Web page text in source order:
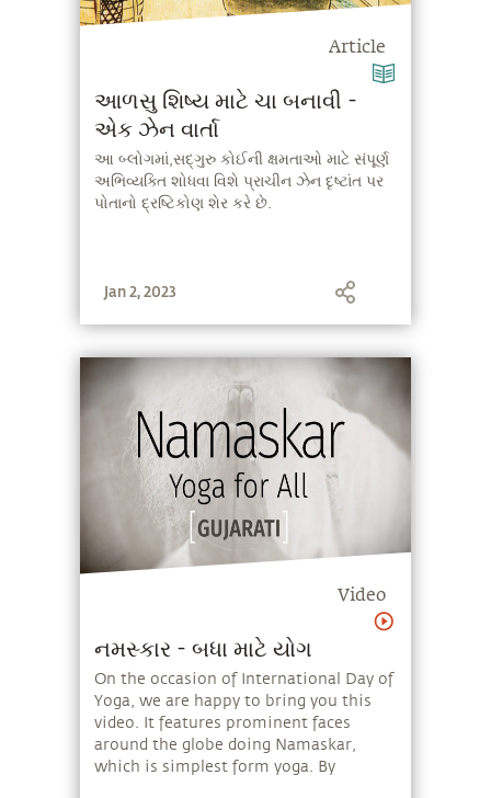
Article
આળસુ શિષ્ય માટે ચા બનાવી -
એક ઝેન વાર્તા
આ બ્લોગમાં,સદ્‍ગુરુ કોઈની ક્ષમતાઓ માટે સંપૂર્ણ
અભિવ્યક્તિ શોધવા વિશે પ્રાચીન ઝેન દૃષ્ટાંત પર
પોતાનો દ્રષ્ટિકોણ શેર કરે છે.
Jan 2, 2023
Video
નમસ્કાર - બધા માટે યોગ
On the occasion of International Day of
Yoga, we are happy to bring you this
video. It features prominent faces
around the globe doing Namaskar,
which is simplest form yoga. By